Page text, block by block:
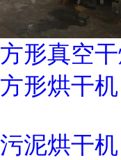
方形真空
方形烘干
污泥烘干机